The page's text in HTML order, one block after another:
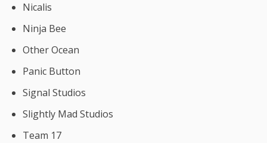
Nicalis
Ninja Bee
Other Ocean
Panic Button
Signal Studios
Slightly Mad Studios
Team 17